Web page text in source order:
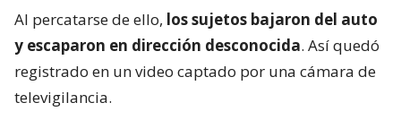
Al percatarse de ello, los sujetos bajaron del auto
y escaparon en dirección desconocida. Así quedó
registrado en un video captado por una cámara de
televigilancia.